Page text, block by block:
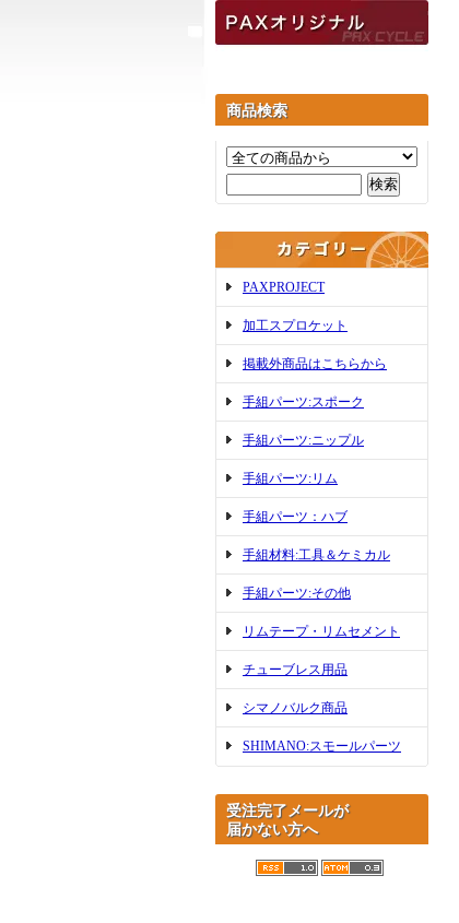
商品検索
PAXPROJECT
加工スプロケット
掲載外商品はこちらから
手組パーツ:スポーク
手組パーツ:ニップル
手組パーツ:リム
手組パーツ：ハブ
手組材料:工具＆ケミカル
手組パーツ:その他
リムテープ・リムセメント
チューブレス用品
シマノバルク商品
SHIMANO:スモールパーツ
受注完了メールが
届かない方へ